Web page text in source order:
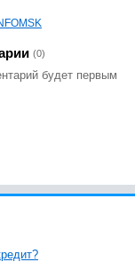
(0)
будет первым